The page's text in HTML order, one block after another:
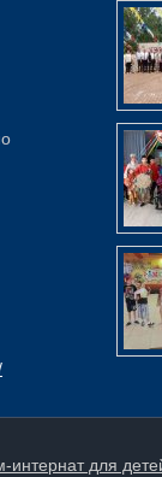
интернат для